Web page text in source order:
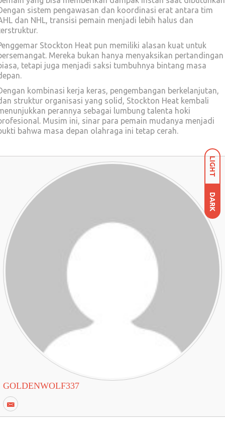
sistem pengawasan dan koordinasi erat antara tim
dan NHL, transisi pemain menjadi lebih halus dan
Stockton Heat pun memiliki alasan kuat untuk
Mereka bukan hanya menyaksikan pertandingan
tetapi juga menjadi saksi tumbuhnya bintang masa
kombinasi kerja keras, pengembangan berkelanjutan,
struktur organisasi yang solid, Stockton Heat kembali
perannya sebagai lumbung talenta hoki
Musim ini, sinar para pemain mudanya menjadi
bahwa masa depan olahraga ini tetap cerah.
GOLDENWOLF337
LIGHT
DARK